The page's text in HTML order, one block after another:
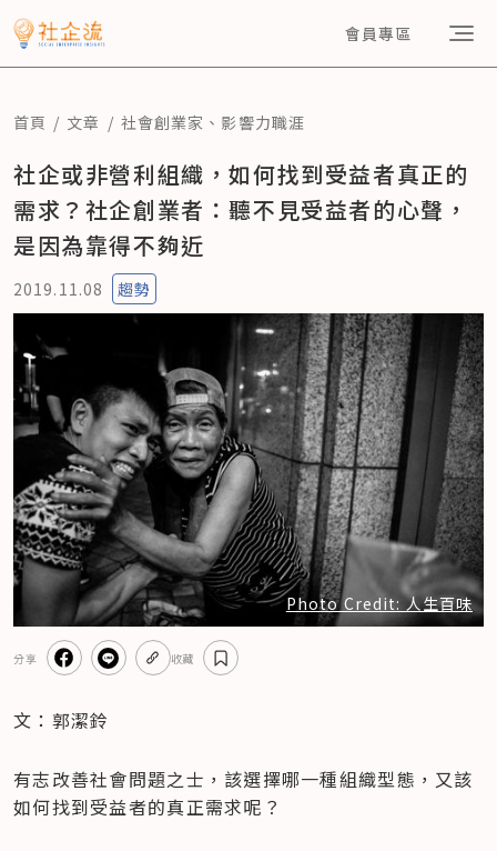
會員專區
首頁 文章 社會創業家 、 影響力職涯
社企或非營利組織，如何找到受益者真正的
需求？社企創業者：聽不見受益者的心聲，
是因為靠得不夠近
2019.11.08 趨勢
Photo Credit: 人生百味
分享 收藏
文：郭潔鈴
有志改善社會問題之士，該選擇哪一種組織型態，又該
如何找到受益者的真正需求呢？